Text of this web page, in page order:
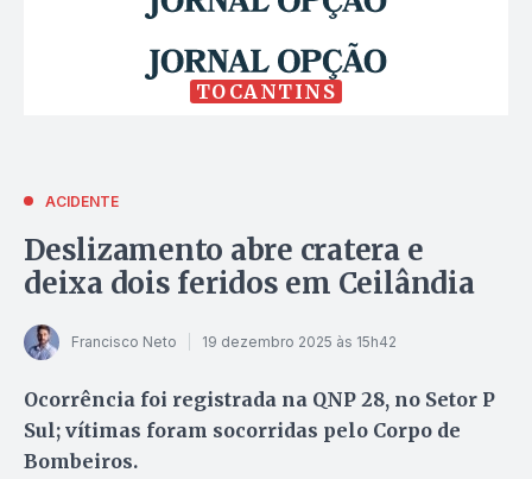
TOCANTINS
ACIDENTE
Deslizamento abre cratera e
deixa dois feridos em Ceilândia
Francisco Neto 19 dezembro 2025 às 15h42
Ocorrência foi registrada na QNP 28, no Setor P
Sul; vítimas foram socorridas pelo Corpo de
Bombeiros.